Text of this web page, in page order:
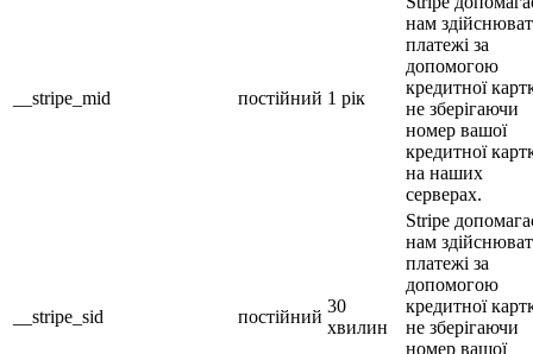
__stripe_mid постійний 1 рік
нам
платежі за
допомогою
кредитної
не зберігаючи
номер вашої
кредитної
на наших
серверах.
__stripe_sid постійний
30
хвилин
Stripe
нам
платежі за
допомогою
кредитної
не зберігаючи
номер вашої